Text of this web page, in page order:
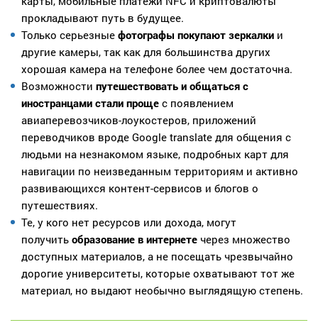
прокладывают путь в будущее.
Только серьезные фотографы покупают зеркалки и
другие камеры, так как для большинства других
хорошая камера на телефоне более чем достаточна.
Возможности путешествовать и общаться с
иностранцами стали проще с появлением
авиаперевозчиков-лоукостеров, приложений
переводчиков вроде Google translate для общения с
людьми на незнакомом языке, подробных карт для
навигации по неизведанным территориям и активно
развивающихся контент-сервисов и блогов о
путешествиях.
Те, у кого нет ресурсов или дохода, могут
получить образование в интернете через множество
доступных материалов, а не посещать чрезвычайно
дорогие университеты, которые охватывают тот же
материал, но выдают необычно выглядящую степень.